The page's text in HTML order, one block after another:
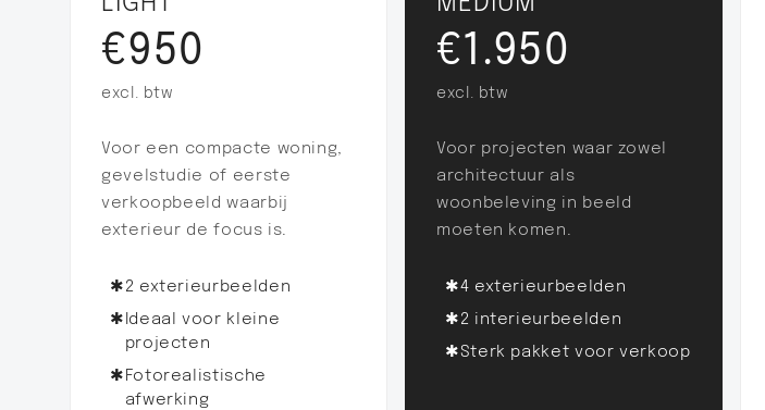
€950
excl. btw
Voor een compacte woning,
gevelstudie of eerste
verkoopbeeld waarbij
exterieur de focus is.
✱2 exterieurbeelden
✱ Ideaal voor kleine
projecten
✱ Fotorealistische
afwerking
€1.950
excl. btw
Voor projecten waar zowel
architectuur als
woonbeleving in beeld
moeten komen.
✱4 exterieurbeelden
✱2 interieurbeelden
✱Sterk pakket voor verkoop